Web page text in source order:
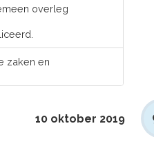
overleg
zaken en
10 oktober 2019